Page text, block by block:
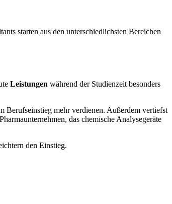
starten aus den unterschiedlichsten Bereichen
Leistungen während der Studienzeit besonders
Berufseinstieg mehr verdienen. Außerdem vertiefst
das chemische Analysegeräte
den Einstieg.